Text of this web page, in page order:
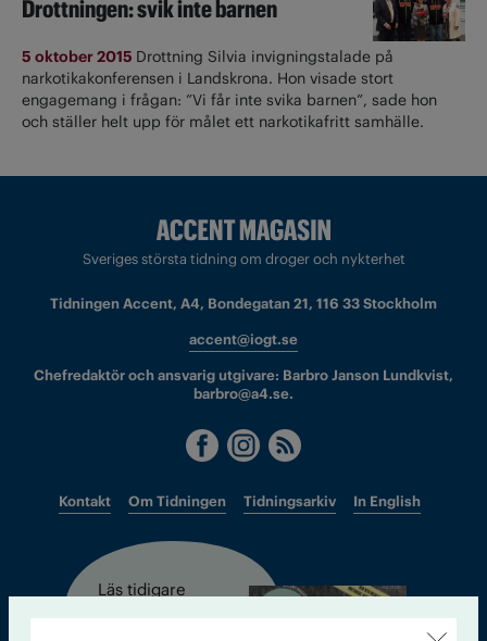
Drottningen: svik inte barnen
5 oktober 2015 Drottning Silvia invigningstalade på
narkotikakonferensen i Landskrona. Hon visade stort
engagemang i frågan: ”Vi får inte svika barnen”, sade hon
och ställer helt upp för målet ett narkotikafritt samhälle.
Sveriges största tidning om droger och nykterhet
Tidningen Accent, A4, Bondegatan 21, 116 33 Stockholm
accent@iogt.se
Chefredaktör och ansvarig utgivare: Barbro Janson Lundkvist,
barbro@a4.se.
Kontakt Om Tidningen Tidningsarkiv In English
Läs tidigare
nummer av